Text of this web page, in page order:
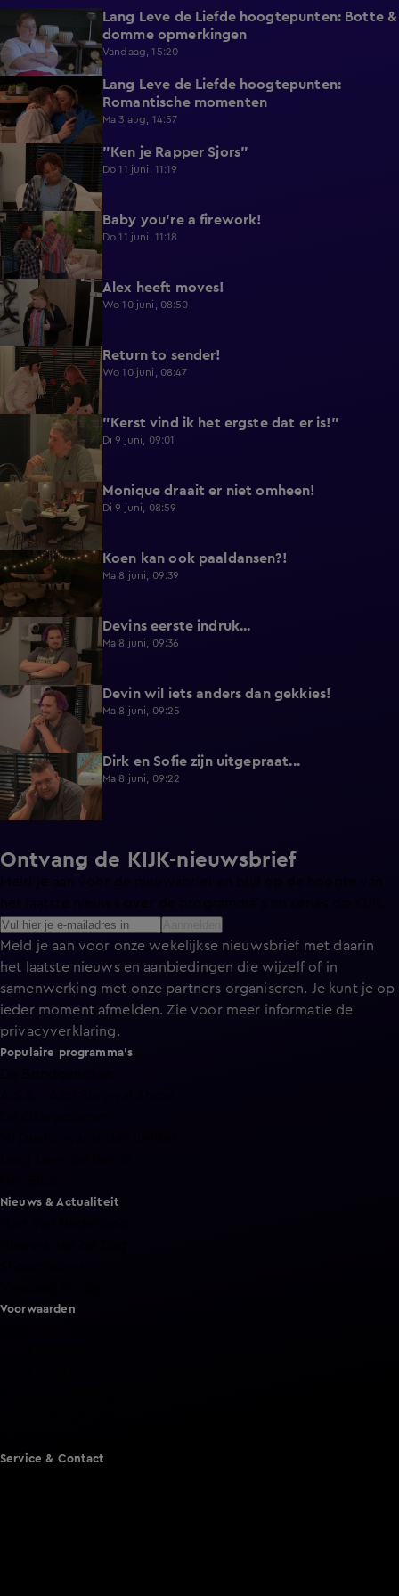
15:35
Lang Leve de Liefde hoogtepunten: Botte &
domme opmerkingen
Vandaag, 15:20
6:32
Lang Leve de Liefde hoogtepunten:
Romantische momenten
Ma 3 aug, 14:57
0:49 "Ken je Rapper Sjors"
Do 11 juni, 11:19
0:39 Baby you're a firework!
Do 11 juni, 11:18
0:43 Alex heeft moves!
Wo 10 juni, 08:50
0:36 Return to sender!
Wo 10 juni, 08:47
"Kerst vind ik het ergste dat er is!"
Di 9 juni, 09:01
0:29 Monique draait er niet omheen!
Di 9 juni, 08:59
0:38 Koen kan ook paaldansen?!
Ma 8 juni, 09:39
0:30 Devins eerste indruk...
Ma 8 juni, 09:36
0:25 Devin wil iets anders dan gekkies!
Ma 8 juni, 09:25
0:26 Dirk en Sofie zijn uitgepraat...
Ma 8 juni, 09:22
Ontvang de KIJK-nieuwsbrief
Meld je aan voor onze wekelijkse nieuwsbrief met daarin
het laatste nieuws en aanbiedingen die wijzelf of in
samenwerking met onze partners organiseren. Je kunt je op
ieder moment afmelden. Zie voor meer informatie de
privacyverklaring.
Populaire programma's
Nieuws & Actualiteit
Voorwaarden
Service & Contact